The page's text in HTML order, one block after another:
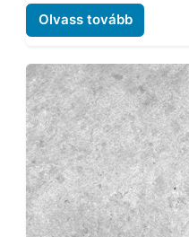
Olvass tovább